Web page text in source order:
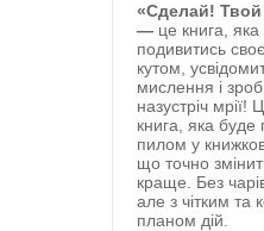
«Сделай!
— це книга,
подивитись
кутом,
мислення і
назустріч мрії!
книга, яка буде
пилом у
що точно
краще. Без
але з чітким та
планом дій.